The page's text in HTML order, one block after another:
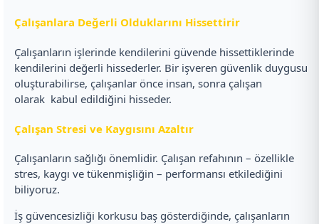
Çalışanlara Değerli Olduklarını Hissettirir
Çalışanların işlerinde kendilerini güvende hissettiklerinde
kendilerini değerli hissederler. Bir işveren güvenlik duygusu
oluşturabilirse, çalışanlar önce insan, sonra çalışan
olarak kabul edildiğini hisseder.
Çalışan Stresi ve Kaygısını Azaltır
Çalışanların sağlığı önemlidir. Çalışan refahının – özellikle
stres, kaygı ve tükenmişliğin – performansı etkilediğini
biliyoruz.
İş güvencesizliği korkusu baş gösterdiğinde, çalışanların